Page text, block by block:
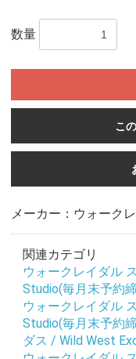
数量
こ
メーカー：ウォーク
関連カテゴリ
ウォークレイダル
Studio(毎月末予約
ウォークレイダル
Studio(毎月末予約
ダス / Wild West